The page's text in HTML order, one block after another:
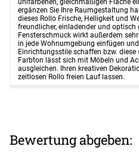
ergänzen Sie Ihre Raumgestaltung
dieses Rollo Frische, Helligkeit und
freundlicher, einladender und optisch
Fensterschmuck wirkt außerdem
in jede Wohnumgebung einfügen
Einrichtungsstile schaffen bzw.
Farbton lässt sich mit Möbeln und
ausgleichen. Ihren kreativen
zeitlosen Rollo freien Lauf lassen.
Bewertung abgeben: